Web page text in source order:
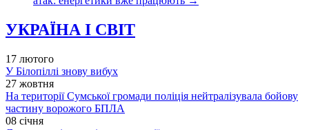
УКРАЇНА І СВІТ
17 лютого
У Білопіллі знову вибух
27 жовтня
На території Сумської громади поліція нейтралізувала бойову
частину ворожого БПЛА
08 січня